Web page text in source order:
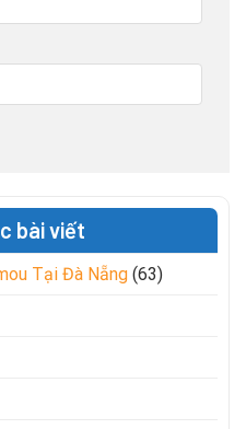
bài viết
Tại Đà Nẵng (63)